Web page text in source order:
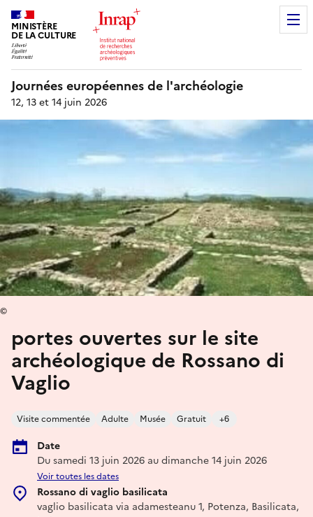
MINISTÈRE
DE LA CULTURE
Journées européennes de l'archéologie
12, 13 et 14 juin 2026
portes ouvertes sur le site
archéologique de Rossano di
Vaglio
Visite commentée Adulte Musée Gratuit +6
Date
Du samedi 13 juin 2026 au dimanche 14 juin 2026
Voir toutes les dates
Rossano di vaglio basilicata
vaglio basilicata via adamesteanu 1, Potenza, Basilicata,
©